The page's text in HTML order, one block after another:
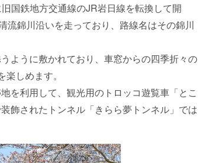
国鉄地方交通線のJR岩日線を転換して開
流錦川沿いを走っており、路線名はその錦川
ように敷かれており、車窓からの四季折々の
しめます。
を利用して、観光用のトロッコ遊覧車「とこ
飾されたトンネル「きらら夢トンネル」では